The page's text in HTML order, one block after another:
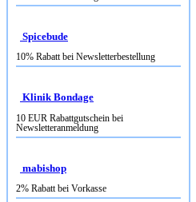
Spicebude
Klinik Bondage
Newsletteranmeldung
mabishop
Dr. Humms Blink Sortiment